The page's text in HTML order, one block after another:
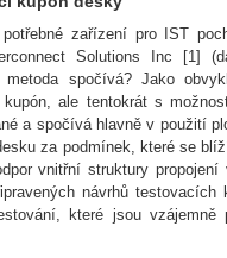
zařízení pro IST
Solutions Inc [1]
metoda spočívá? Jako
ale tentokrát s
a spočívá hlavně v použití
za podmínek, které se
vnitřní struktury
návrhů testovacích
které jsou vzájemně